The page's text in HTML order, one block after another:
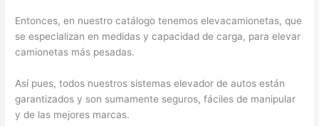
Entonces, en nuestro catálogo tenemos elevacamionetas, que
se especializan en medidas y capacidad de carga, para elevar
camionetas más pesadas.
Así pues, todos nuestros sistemas elevador de autos están
garantizados y son sumamente seguros, fáciles de manipular
y de las mejores marcas.